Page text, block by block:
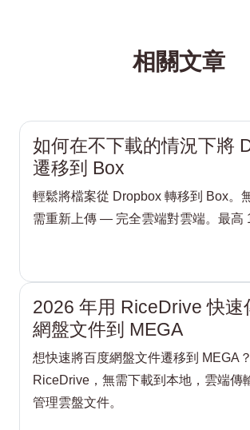
相關文章
如何在不下載的情況下將
遷移到 Box
輕鬆將檔案從 Dropbox 轉移到 Box。
需重新上傳 — 完全雲端對雲端。最高
2026 年用 RiceDrive 快速
網盤文件到 MEGA
想快速將百度網盤文件遷移到 MEGA
RiceDrive，無需下載到本地，雲端傳
管理雲盤文件。